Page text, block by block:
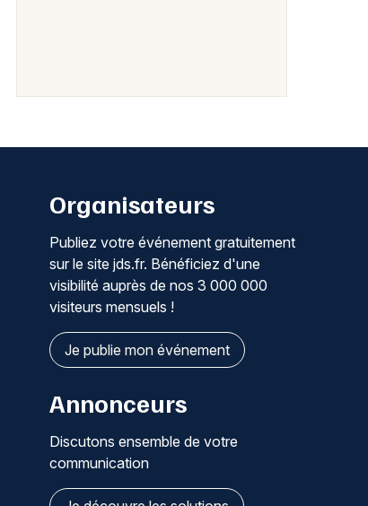
Organisateurs
Publiez votre événement gratuitement
sur le site jds.fr. Bénéficiez d'une
visibilité auprès de nos 3 000 000
visiteurs mensuels !
Je publie mon événement
Annonceurs
Discutons ensemble de votre
communication